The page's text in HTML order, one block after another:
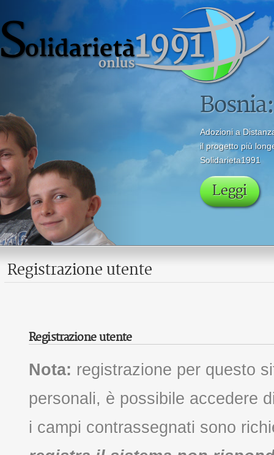
Registrazione utente
Registrazione utente
Nota: registrazione per questo
personali, è possibile accedere
i campi contrassegnati sono